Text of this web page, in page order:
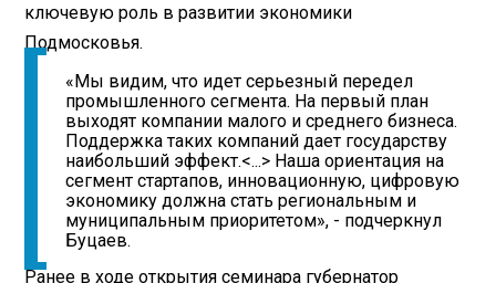
ключевую роль в развитии экономики
Подмосковья.
«Мы видим, что идет серьезный передел
промышленного сегмента. На первый план
выходят компании малого и среднего бизнеса.
Поддержка таких компаний дает государству
наибольший эффект.<...> Наша ориентация на
сегмент стартапов, инновационную, цифровую
экономику должна стать региональным и
муниципальным приоритетом», - подчеркнул
Буцаев.
Ранее в ходе открытия семинара губернатор